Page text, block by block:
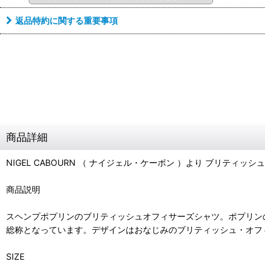
返品特約に関する重要事項
商品詳細
NIGEL CABOURN （ ナイジェル・ケーボン ）より ブリティッシ
商品説明
スヘンプポプリンのブリティッシュオフィサーズシャツ。ポプリ
総称となっています。デザインはおなじみのブリティッシュ・オ
SIZE